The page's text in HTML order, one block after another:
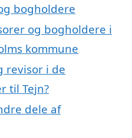
bogholdere
og bogholdere i
kommune
revisor i de
til Tejn?
dele af